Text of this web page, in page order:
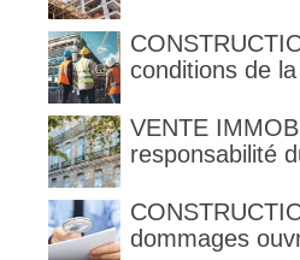
l’architecte
obligation de
conditions de
VENTE
responsabilité
1792 et
dommages